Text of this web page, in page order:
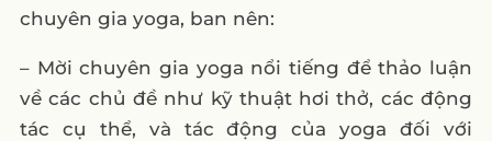
chuyên gia yoga, ban nên:
– Mời chuyên gia yoga nổi tiếng để thảo luận
về các chủ đề như kỹ thuật hơi thở, các động
tác cụ thể, và tác động của yoga đối với